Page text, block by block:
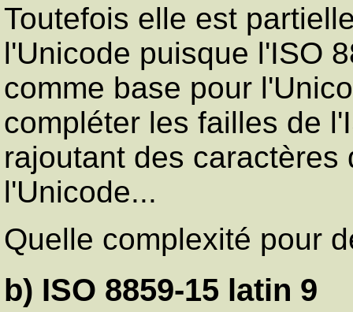
Toutefois elle est
l'Unicode puisque l'ISO
comme base pour
compléter les failles de
rajoutant des caractères
l'Unicode...
Quelle complexité pour
b) ISO 8859-15 latin 9